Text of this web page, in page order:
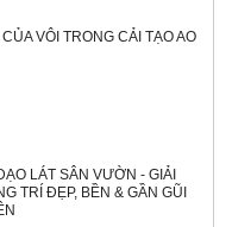
VÔI TRONG CẢI TẠO AO
LÁT SÂN VƯỜN - GIẢI
TRÍ ĐẸP, BỀN & GẦN GŨI